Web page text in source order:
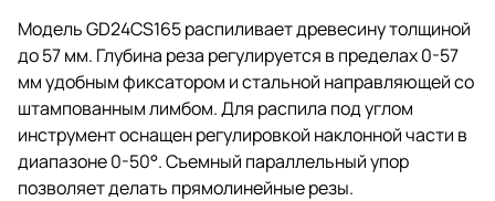
Модель GD24CS165 распиливает древесину толщиной
до 57 мм. Глубина реза регулируется в пределах 0-57
мм удобным фиксатором и стальной направляющей со
штампованным лимбом. Для распила под углом
инструмент оснащен регулировкой наклонной части в
диапазоне 0-50°. Съемный параллельный упор
позволяет делать прямолинейные резы.